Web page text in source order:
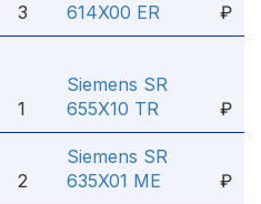
3
614X00 ER
₽
1
Siemens SR
655X10 TR
₽
2
Siemens SR
635X01 ME
₽